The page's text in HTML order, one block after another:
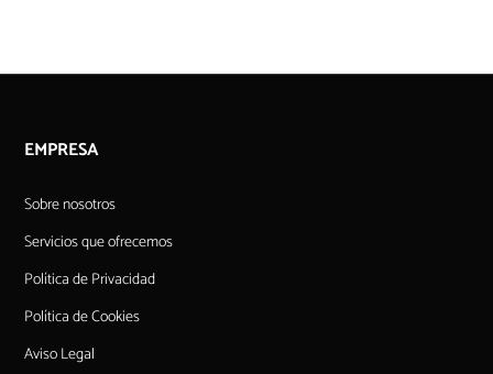
EMPRESA
Sobre nosotros
Servicios que ofrecemos
Política de Privacidad
Política de Cookies
Aviso Legal